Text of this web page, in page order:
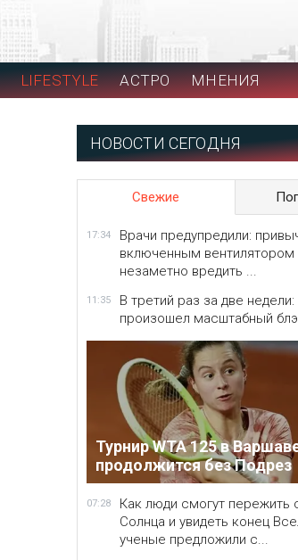
LIFESTYLE АСТРО МНЕНИЯ
НОВОСТИ СЕГОДНЯ
Свежие
17:34
Врачи предупредили:
включенным
незаметно вредить ...
11:35
В третий раз за две недели:
произошел масштабный
Турнир WTA 125 в
продолжится без Подрез
07:28
Как люди смогут пережить
Солнца и увидеть конец
ученые предложили с...